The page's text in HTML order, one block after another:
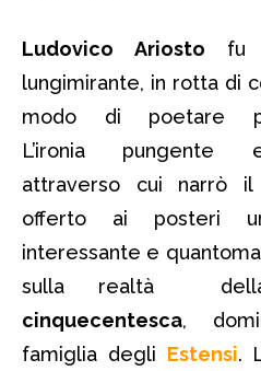
Ludovico Ariosto fu
lungimirante, in rotta di
modo di poetare
L’ironia pungente
attraverso cui narrò il
offerto ai posteri
interessante e
sulla realtà
cinquecentesca,
famiglia degli Estensi.